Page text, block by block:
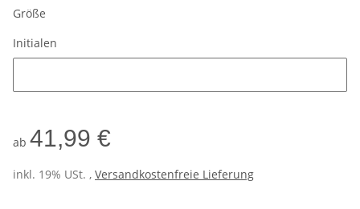
Größe
Initialen
ab 41,99 €
inkl. 19% USt. , Versandkostenfreie Lieferung